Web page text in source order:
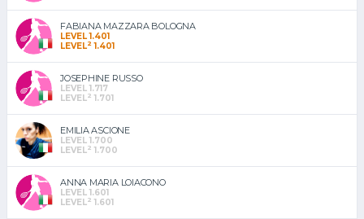
FABIANA MAZZARA BOLOGNA
LEVEL 1.401
LEVEL2 1.401
JOSEPHINE RUSSO
LEVEL 1.717
LEVEL2 1.701
EMILIA ASCIONE
LEVEL 1.700
LEVEL2 1.700
ANNA MARIA LOIACONO
LEVEL 1.601
LEVEL2 1.601